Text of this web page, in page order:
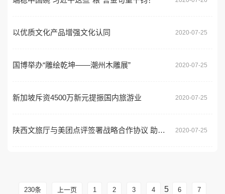
以优质文化产品增强文化认同 2020-07-25
国博举办“雕绘乾坤——潮州木雕展” 2020-07-25
新加坡斥资4500万新元提振国内旅游业 2020-07-25
陕西文旅厅与美团点评签署战略合作协议 助力文旅产业复苏 2020-07-25
230条 上一页 1 2 3 4 5 6 7